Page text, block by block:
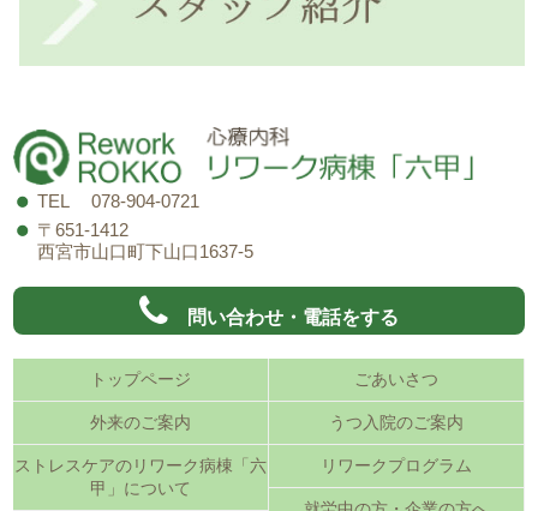
TEL 078-904-0721
〒651-1412
西宮市山口町下山口1637-5
問い合わせ・電話をする
トップページ ごあいさつ
外来のご案内 うつ入院のご案内
ストレスケアのリワーク病棟「六
甲」について
リワークプログラム